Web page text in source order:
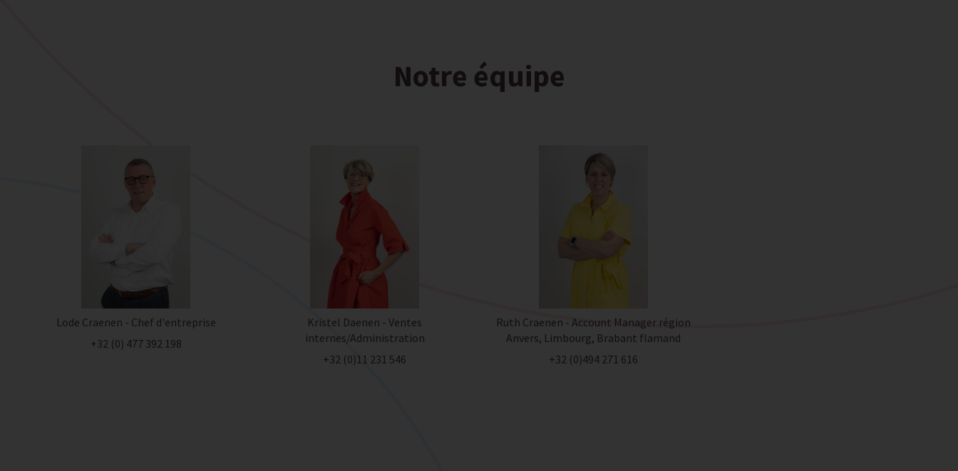
Notre équipe
Lode Craenen - Chef d'entreprise
+32 (0) 477 392 198
Kristel Daenen - Ventes
internes/Administration
+32 (0)11 231 546
Ruth Craenen - Account Manager région
Anvers, Limbourg, Brabant flamand
+32 (0)494 271 616